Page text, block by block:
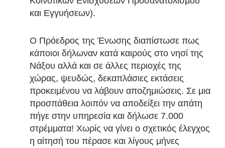
και Εγγυήσεων).
Ο Πρόεδρος της Ένωσης διαπίστωσε πως
κάποιοι δήλωναν κατά καιρούς στο νησί της
Νάξου αλλά και σε άλλες περιοχές της
χώρας, ψευδώς, δεκαπλάσιες εκτάσεις
προκειμένου να λάβουν αποζημιώσεις. Σε μια
προσπάθεια λοιπόν να αποδείξει την απάτη
πήγε στην υπηρεσία και δήλωσε 7.000
στρέμματα! Χωρίς να γίνει ο σχετικός έλεγχος
η αίτησή του πέρασε και λίγους μήνες